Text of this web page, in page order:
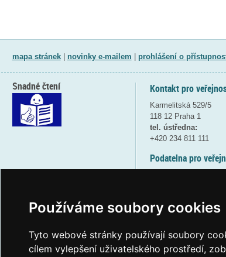
Používáme soubory cookies
Tyto webové stránky používají soubory
cílem vylepšení uživatelského prostředí,
mapa stránek| novinky e-mailem prohlášení o
Kontakt pro
Karmelitská 529/5
118 12 Praha 1
tel. ústředna:
+420 234 811 111
Podatelna pro
(více informací
Elektronická
Snadné čtení